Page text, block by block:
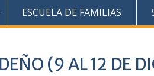
ESCUELA DE FAMILIAS
(9 AL 12 DE